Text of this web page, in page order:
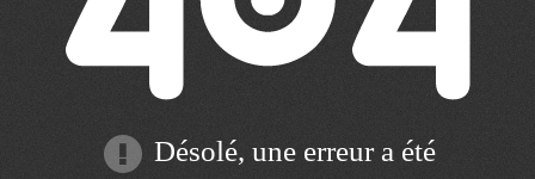
Désolé, une erreur a été